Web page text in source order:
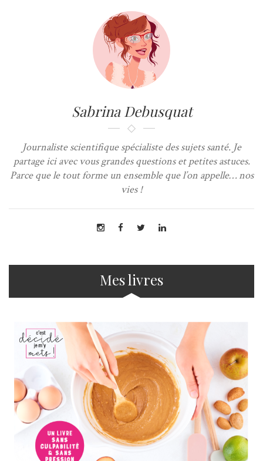
Sabrina Debusquat
Journaliste scientifique spécialiste des sujets santé. Je
partage ici avec vous grandes questions et petites astuces.
Parce que le tout forme un ensemble que l’on appelle… nos
vies !
Mes livres